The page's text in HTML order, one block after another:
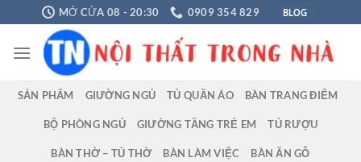
Chuyển
đến
nội
MỞ CỬA 08 - 20:30 0909 354 829 BLOG
SẢN PHẨM GIƯỜNG NGỦ TỦ QUẦN ÁO BÀN TRANG ĐIỂM
BỘ PHÒNG NGỦ GIƯỜNG TẦNG TRẺ EM TỦ RƯỢU
BÀN THỜ – TỦ THỜ BÀN LÀM VIỆC BÀN ĂN GỖ